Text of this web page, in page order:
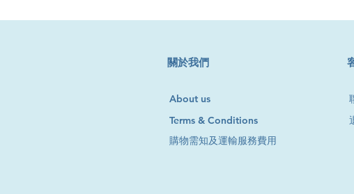
​關於我們
About us
Terms & Conditions
購物需知及運輸服務費用